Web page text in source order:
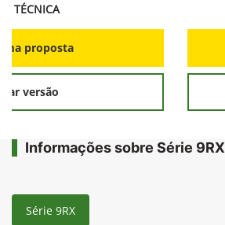
TÉCNICA
proposta
versão
Informações sobre Série 9RX
Série 9RX